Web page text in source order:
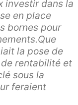
investir dans la
en place
bornes pour
la pose de
rentabilité et
sous la
feraient